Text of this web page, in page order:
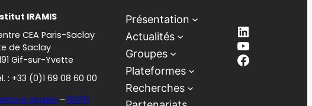
IRAMIS
CEA Paris-Saclay
de Saclay
Gif-sur-Yvette
: +33 (0)1 69 08 60 00
légales – RGPD
Présentation
Actualités
Groupes
Plateformes
Recherches
LinkedIn
YouTube
Facebook